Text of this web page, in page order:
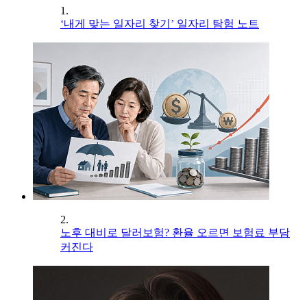
1.
‘내게 맞는 일자리 찾기’ 일자리 탐험 노트
2.
노후 대비로 달러보험? 환율 오르면 보험료 부담
커진다